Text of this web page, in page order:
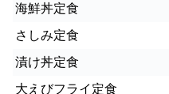
海鮮丼定食
さしみ定食
漬け丼定食
大えびフライ定食